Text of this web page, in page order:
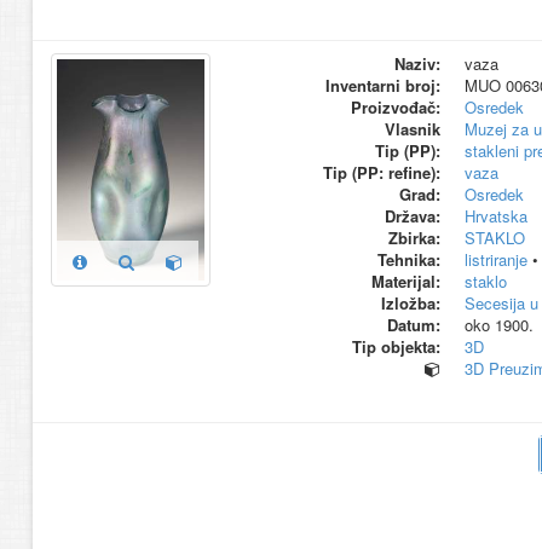
Naziv:
vaza
Inventarni broj:
MUO
Proizvođač:
Osredek
Vlasnik
Muzej za
Tip (PP):
stakleni
Tip (PP: refine):
vaza
Grad:
Osredek
Država:
Hrvatska
Zbirka:
STAKLO
Tehnika:
listriranje•
Materijal:
staklo
Izložba:
Secesija
Datum:
oko 1900.
Tip objekta:
3D
3D